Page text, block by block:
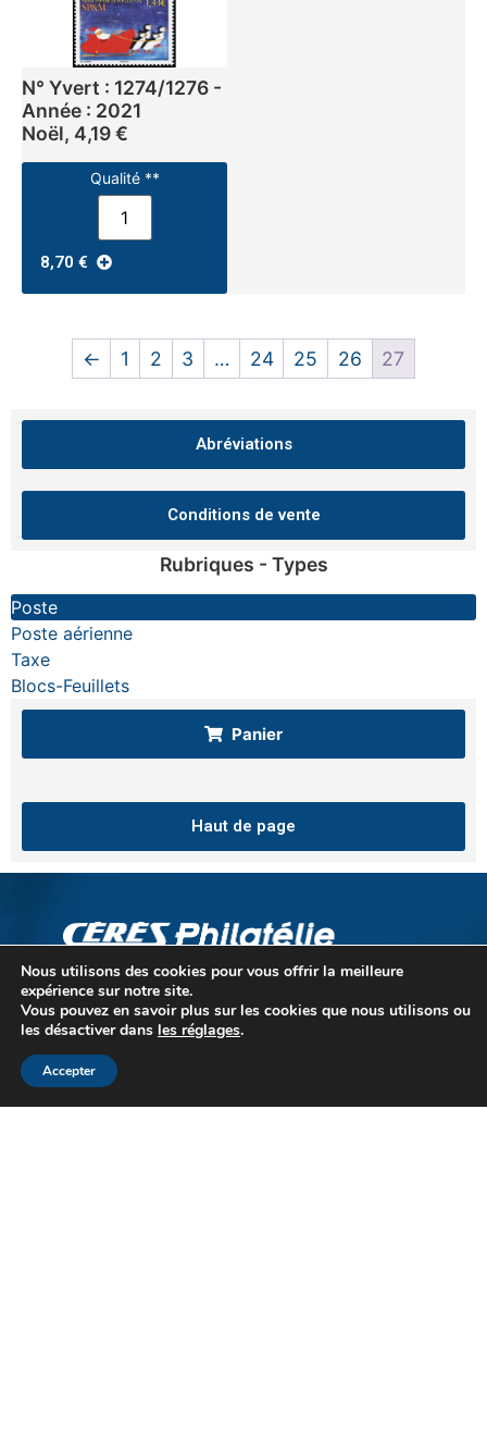
N° Yvert : 1274/1276 -
Année : 2021
Noël, 4,19 €
Qualité **
8,70 €
← 1 2 3 … 24 25 26 27
Abréviations
Conditions de vente
Rubriques - Types
Poste
Poste aérienne
Taxe
Blocs-Feuillets
Panier
Haut de page
Cérès Philatélie, une philatélie de tradition
depuis plus de 75 ans à Paris. Spécialistes
de la vente sur offres que nous pratiquons
avec succès depuis 1976
Adresse :23 rue du Louvre – 75001 Paris
Nous utilisons des cookies pour vous offrir la meilleure
expérience sur notre site.
Vous pouvez en savoir plus sur les cookies que nous utilisons ou
les désactiver dans les réglages.
Accepter